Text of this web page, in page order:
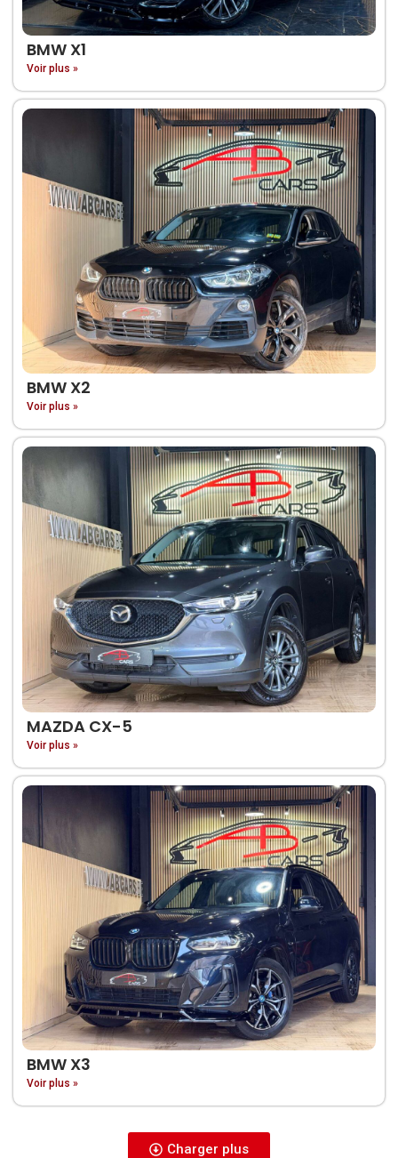
BMW X1
Voir plus »
BMW X2
Voir plus »
MAZDA CX-5
Voir plus »
BMW X3
Voir plus »
Charger plus